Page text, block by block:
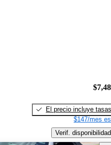
El precio incluye tasas
$147/mes
Verif. disponibilidad